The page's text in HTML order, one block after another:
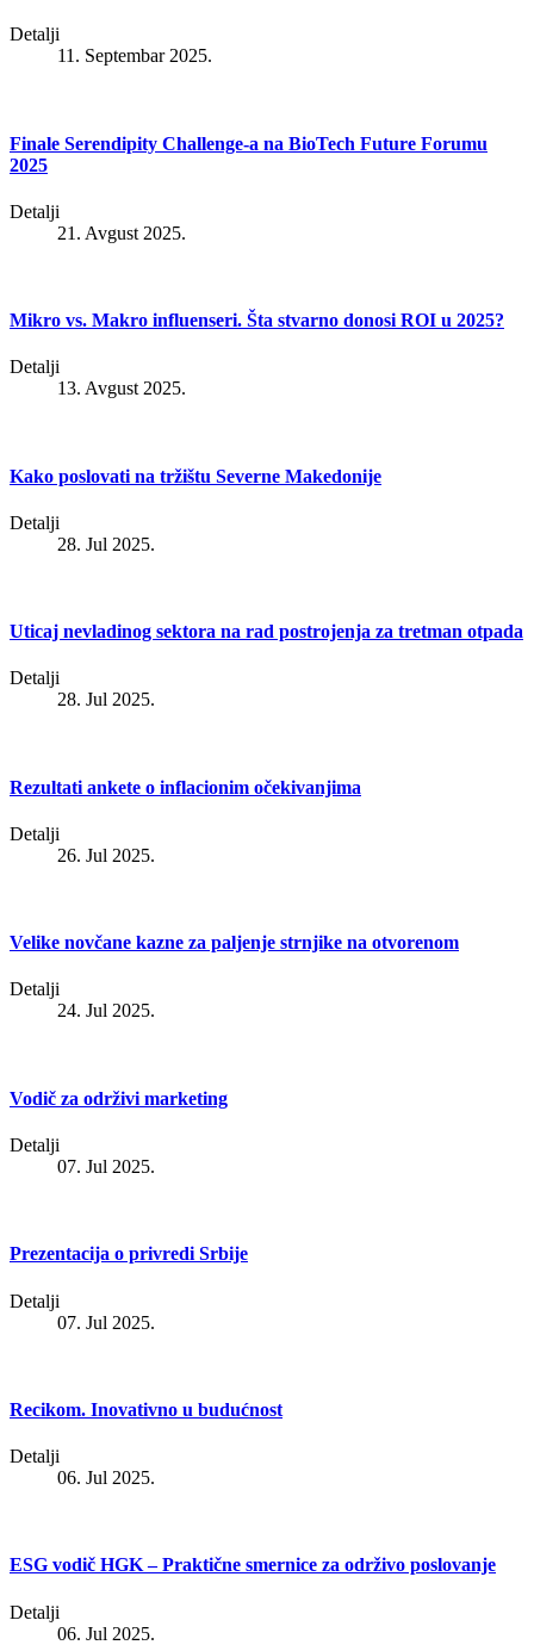
Detalji
11. Septembar 2025.
Finale Serendipity Challenge-a na BioTech Future Forumu
2025
Detalji
21. Avgust 2025.
Mikro vs. Makro influenseri. Šta stvarno donosi ROI u 2025?
Detalji
13. Avgust 2025.
Kako poslovati na tržištu Severne Makedonije
Detalji
28. Jul 2025.
Uticaj nevladinog sektora na rad postrojenja za tretman otpada
Detalji
28. Jul 2025.
Rezultati ankete o inflacionim očekivanjima
Detalji
26. Jul 2025.
Velike novčane kazne za paljenje strnjike na otvorenom
Detalji
24. Jul 2025.
Vodič za održivi marketing
Detalji
07. Jul 2025.
Prezentacija o privredi Srbije
Detalji
07. Jul 2025.
Recikom. Inovativno u budućnost
Detalji
06. Jul 2025.
ESG vodič HGK – Praktične smernice za održivo poslovanje
Detalji
06. Jul 2025.